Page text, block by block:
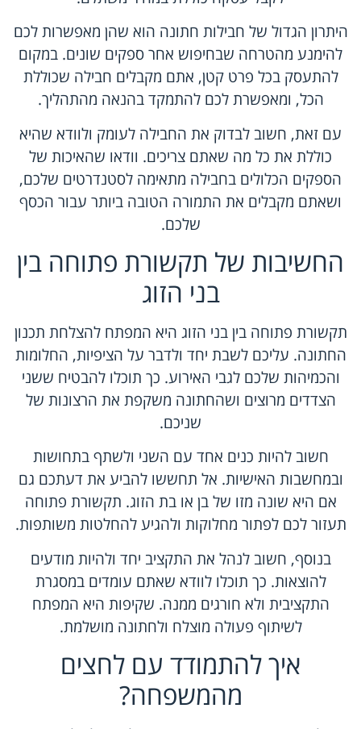
היתרון הגדול של חבילות חתונה הוא שהן מאפשרות לכם
להימנע מהטרחה שבחיפוש אחר ספקים שונים. במקום
להתעסק בכל פרט קטן, אתם מקבלים חבילה שכוללת
הכל, ומאפשרת לכם להתמקד בהנאה מהתהליך.
עם זאת, חשוב לבדוק את החבילה לעומק ולוודא שהיא
כוללת את כל מה שאתם צריכים. וודאו שהאיכות של
הספקים הכלולים בחבילה מתאימה לסטנדרטים שלכם,
ושאתם מקבלים את התמורה הטובה ביותר עבור הכסף
שלכם.
החשיבות של תקשורת פתוחה בין
בני הזוג
תקשורת פתוחה בין בני הזוג היא המפתח להצלחת תכנון
החתונה. עליכם לשבת יחד ולדבר על הציפיות, החלומות
והכמיהות שלכם לגבי האירוע. כך תוכלו להבטיח ששני
הצדדים מרוצים ושהחתונה משקפת את הרצונות של
שניכם.
חשוב להיות כנים אחד עם השני ולשתף בתחושות
ובמחשבות האישיות. אל תחששו להביע את דעתכם גם
אם היא שונה מזו של בן או בת הזוג. תקשורת פתוחה
תעזור לכם לפתור מחלוקות ולהגיע להחלטות משותפות.
בנוסף, חשוב לנהל את התקציב יחד ולהיות מודעים
להוצאות. כך תוכלו לוודא שאתם עומדים במסגרת
התקציבית ולא חורגים ממנה. שקיפות היא המפתח
לשיתוף פעולה מוצלח ולחתונה מושלמת.
איך להתמודד עם לחצים
מהמשפחה?